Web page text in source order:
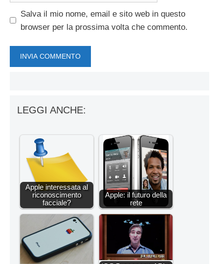
Salva il mio nome, email e sito web in questo
browser per la prossima volta che commento.
LEGGI ANCHE:
Apple interessata al
riconoscimento
facciale?
Apple: il futuro della
rete